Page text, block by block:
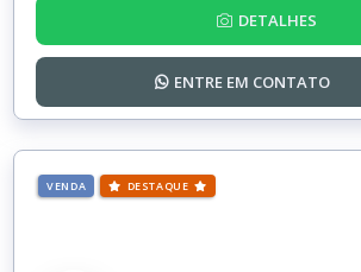
DETALHES
ENTRE EM CONTATO
VENDA DESTAQUE